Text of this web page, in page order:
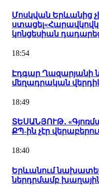
Մոսկվան Երևանից
կոնցեսիան
18:54
Էդգար Ղազարյանի
մեղադրական
18:49
ՏԵՍԱՆՅՈՒԹ․
ՔՊ-ին չէր
18:40
Երևանում
ներդրմամբ